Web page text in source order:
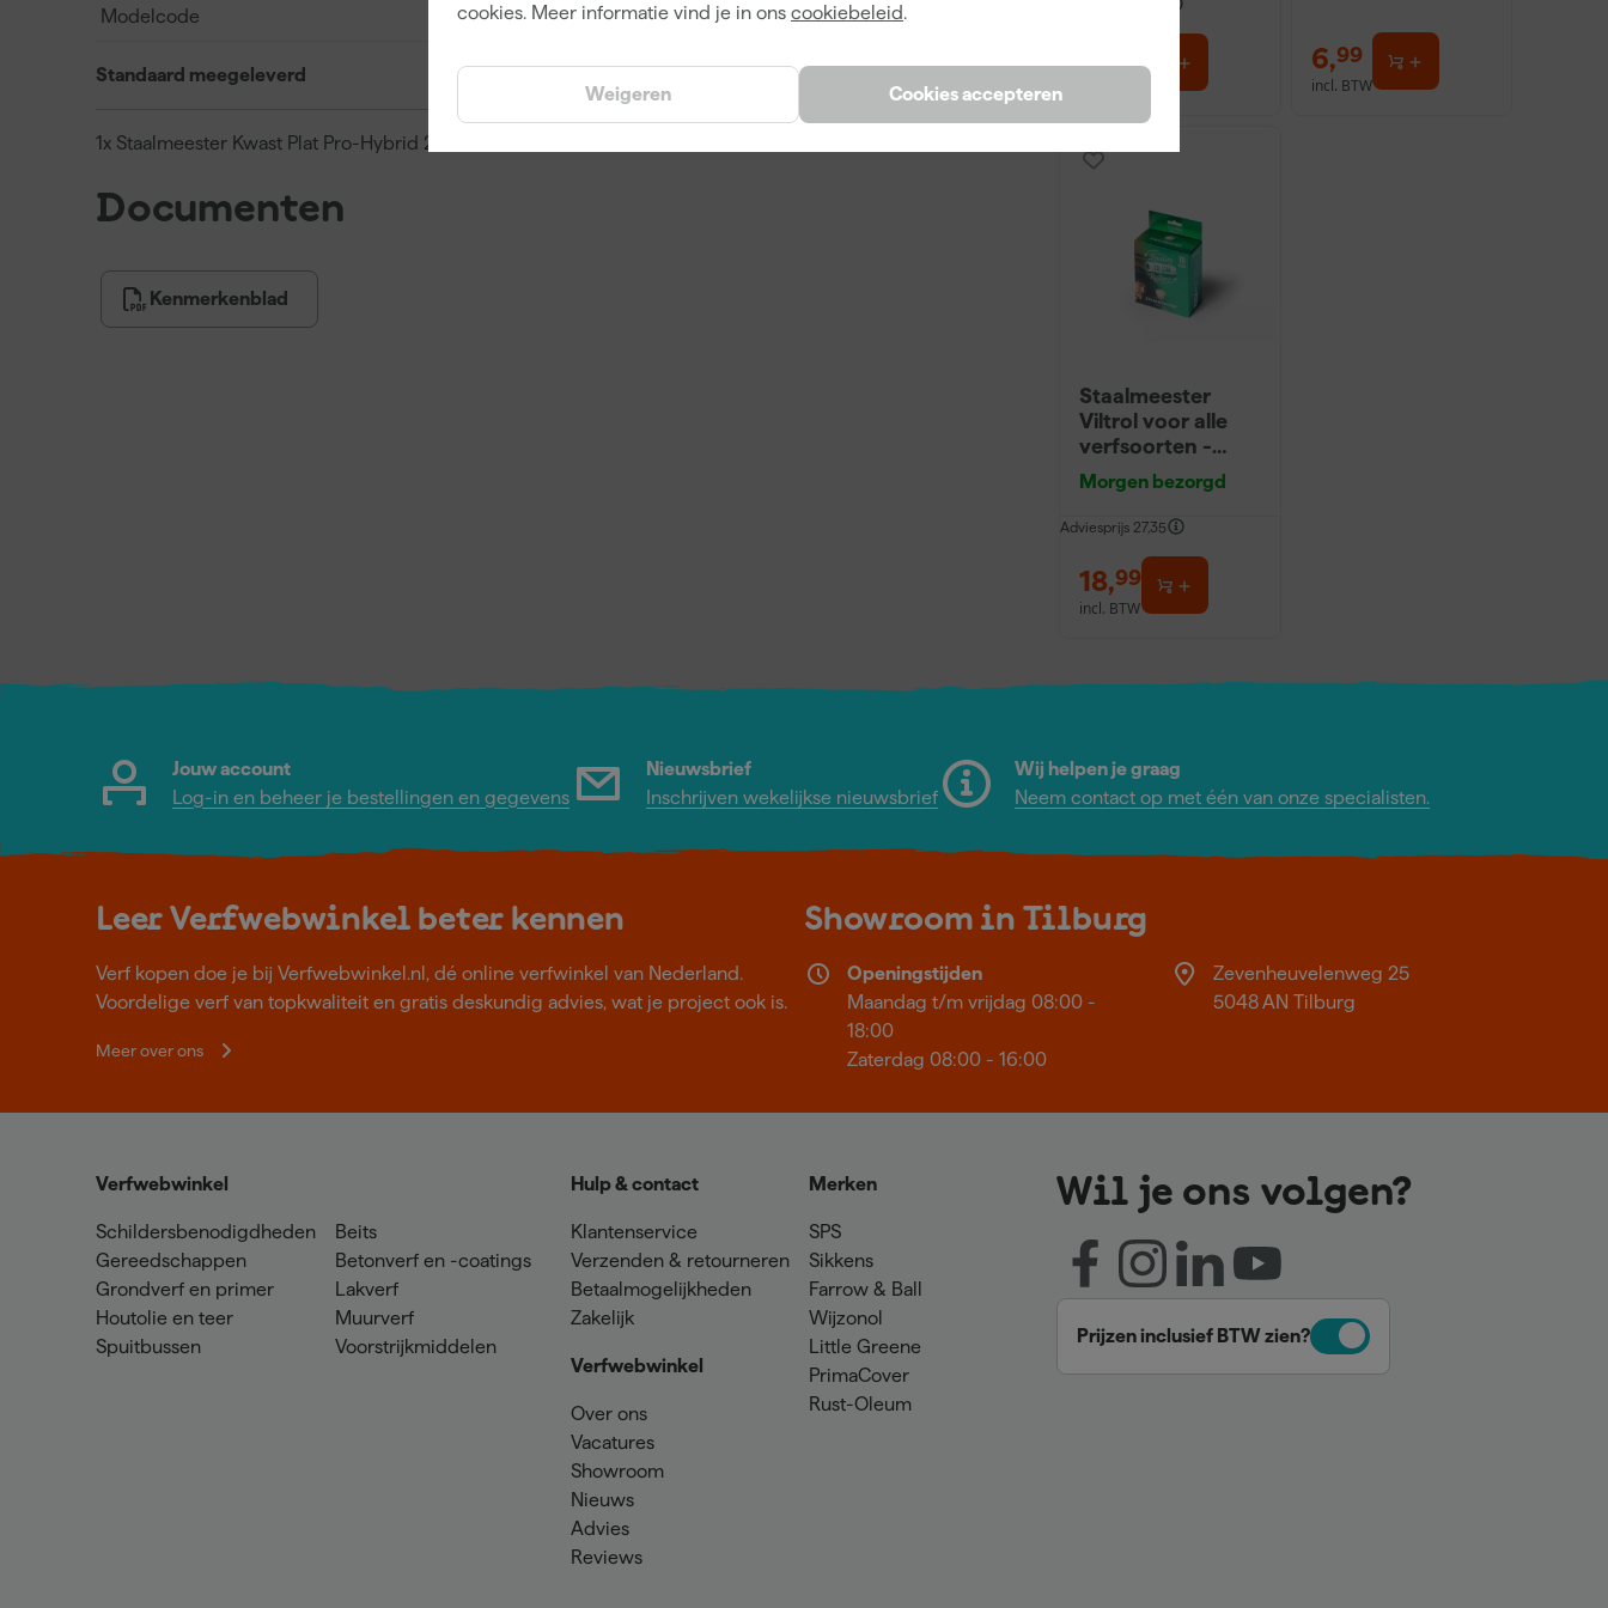
cookies. Meer informatie vind je in ons cookiebeleid.
Cookies accepteren
Weigeren
Modelcode
Standaard meegeleverd
1x Staalmeester Kwast Plat Pro-Hybrid 2024
Documenten
Kenmerkenblad
19, 6,99
incl. BTW
Staalmeester
Viltrol voor alle
verfsoorten -
10cm (10st)
Morgen bezorgd
Adviesprijs 27,35
18,99
incl. BTW
Jouw account
Log-in en beheer je bestellingen en gegevens
Nieuwsbrief
Inschrijven wekelijkse nieuwsbrief
Wij helpen je graag
Neem contact op met één van onze specialisten.
Leer Verfwebwinkel beter kennen
Verf kopen doe je bij Verfwebwinkel.nl, dé online verfwinkel van Nederland.
Voordelige verf van topkwaliteit en gratis deskundig advies, wat je project ook is.
Meer over ons
Showroom in Tilburg
Openingstijden
Maandag t/m vrijdag 08:00 -
18:00
Zaterdag 08:00 - 16:00
Zevenheuvelenweg 25
5048 AN Tilburg
Verfwebwinkel
Schildersbenodigdheden
Gereedschappen
Grondverf en primer
Houtolie en teer
Spuitbussen
Beits
Betonverf en -coatings
Lakverf
Muurverf
Voorstrijkmiddelen
Hulp & contact
Klantenservice
Verzenden & retourneren
Betaalmogelijkheden
Zakelijk
Verfwebwinkel
Over ons
Vacatures
Showroom
Nieuws
Advies
Reviews
Merken
SPS
Sikkens
Farrow & Ball
Wijzonol
Little Greene
PrimaCover
Rust-Oleum
Wil je ons volgen?
Prijzen inclusief BTW zien?